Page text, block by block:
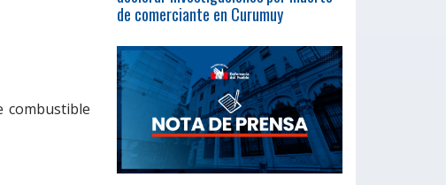
combustible
de comerciante en Curumuy